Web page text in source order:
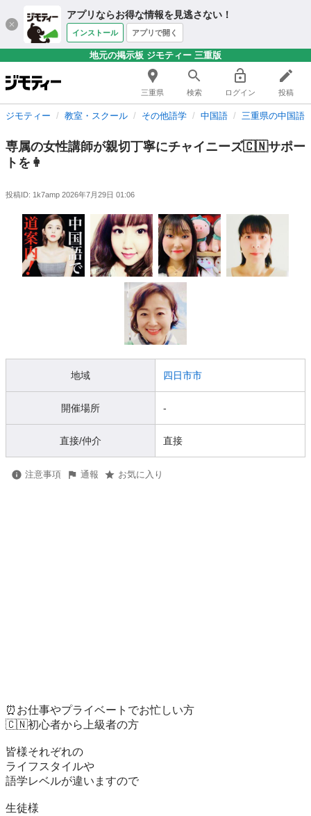
アプリならお得な情報を見逃さない！
インストール アプリで開く
地元の掲示板 ジモティー 三重版
三重県 検索 ログイン 投稿
ジモティー 教室・スクール その他語学 中国語 三重県の中国語
専属の女性講師が親切丁寧にチャイニーズ🇨🇳サポー
トを👩
投稿ID: 1k7amp 2026年7月29日 01:06
地域 四日市市
開催場所 -
直接/仲介 直接
注意事項 通報 お気に入り
⏰お仕事やプライベートでお忙しい方
🇨🇳初心者から上級者の方
皆様それぞれの
ライフスタイルや
語学レベルが違いますので
生徒様